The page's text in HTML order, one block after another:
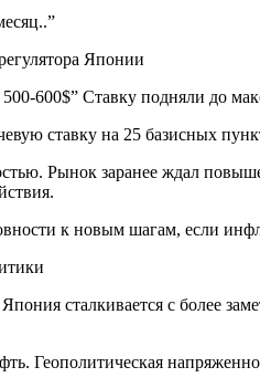
600$” Ставку подняли до
ставку на 25 базисных
Рынок заранее ждал
к новым шагам, если
сталкивается с более
Геополитическая